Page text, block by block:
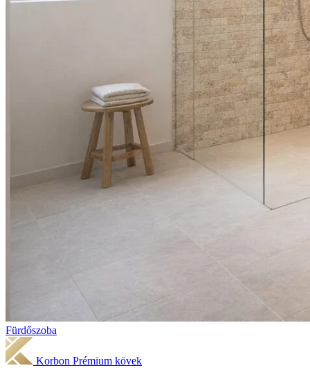
Fürdőszoba
Korbon Prémium kövek